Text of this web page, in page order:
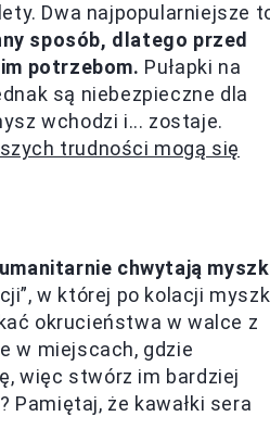
Dwa najpopularniejsze
sposób, dlatego przed
potrzebom. Pułapki na
są niebezpieczne dla
wchodzi i... zostaje.
trudności mogą się
chwytają
w której po kolacji
okrucieństwa w walce z
w miejscach, gdzie
więc stwórz im bardziej
Pamiętaj, że kawałki sera